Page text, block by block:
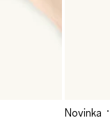
Novinka